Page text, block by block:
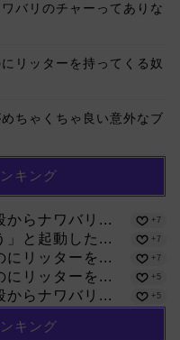
バリのチャーってありな
リッターを持ってくる奴
ちゃくちゃ良い意外なブ
キング
からナワバリ... +7
」と起動した... +7
にリッターを... +7
にリッターを... +5
からナワバリ... +5
キング